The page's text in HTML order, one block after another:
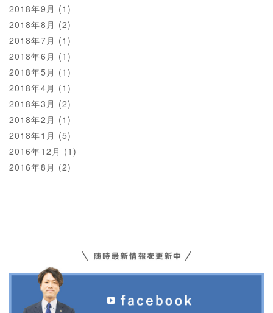
2018年9月 (1)
2018年8月 (2)
2018年7月 (1)
2018年6月 (1)
2018年5月 (1)
2018年4月 (1)
2018年3月 (2)
2018年2月 (1)
2018年1月 (5)
2016年12月 (1)
2016年8月 (2)